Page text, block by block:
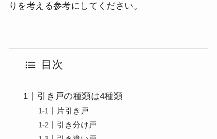
りを考える参考にしてください。
目次
引き戸の種類は4種類
片引き戸
引き分け戸